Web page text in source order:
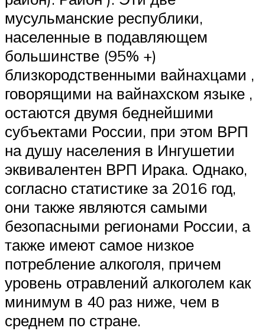
мусульманские республики,
населенные в подавляющем
большинстве (95% +)
близкородственными вайнахцами ,
говорящими на вайнахском языке ,
остаются двумя беднейшими
субъектами России, при этом ВРП
на душу населения в Ингушетии
эквивалентен ВРП Ирака. Однако,
согласно статистике за 2016 год,
они также являются самыми
безопасными регионами России, а
также имеют самое низкое
потребление алкоголя, причем
уровень отравлений алкоголем как
минимум в 40 раз ниже, чем в
среднем по стране.